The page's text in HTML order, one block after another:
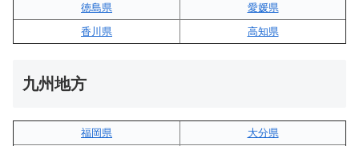
徳島県
愛媛県
香川県
高知県
九州地方
福岡県
大分県